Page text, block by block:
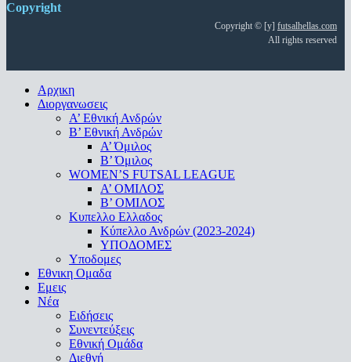
Copyright
Copyright © [y] futsalhellas.com
All rights reserved
Close
Menu
Αρχικη
Διοργανωσεις
Α’ Εθνική Ανδρών
Β’ Εθνική Ανδρών
A’ Όμιλος
Β’ Όμιλος
WOMEN’S FUTSAL LEAGUE
A’ ΟΜΙΛΟΣ
Β’ ΟΜΙΛΟΣ
Κυπελλο Ελλαδος
Κύπελλο Ανδρών (2023-2024)
ΥΠΟΔΟΜΕΣ
Υποδομες
Εθνικη Ομαδα
Εμεις
Νέα
Ειδήσεις
Συνεντεύξεις
Εθνική Ομάδα
Διεθνή